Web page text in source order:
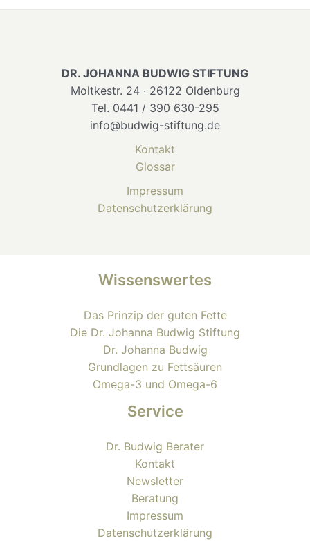
DR. JOHANNA BUDWIG STIFTUNG
Moltkestr. 24 · 26122 Oldenburg
Tel. 0441 / 390 630-295
info@budwig-stiftung.de
Kontakt
Glossar
Impressum
Datenschutzerklärung
Wissenswertes
Das Prinzip der guten Fette
Die Dr. Johanna Budwig Stiftung
Dr. Johanna Budwig
Grundlagen zu Fettsäuren
Omega-3 und Omega-6
Service
Dr. Budwig Berater
Kontakt
Newsletter
Beratung
Impressum
Datenschutzerklärung